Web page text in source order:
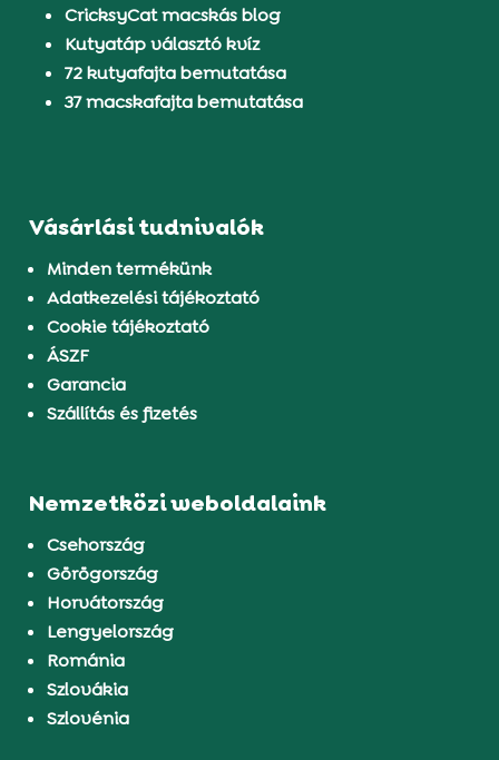
CricksyCat macskás blog
Kutyatáp választó kvíz
72 kutyafajta bemutatása
37 macskafajta bemutatása
Vásárlási tudnivalók
Minden termékünk
Adatkezelési tájékoztató
Cookie tájékoztató
ÁSZF
Garancia
Szállítás és fizetés
Nemzetközi weboldalaink
Csehország
Görögország
Horvátország
Lengyelország
Románia
Szlovákia
Szlovénia